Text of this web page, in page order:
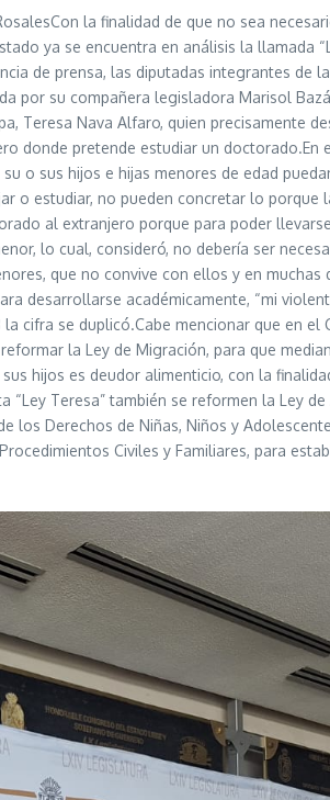
la finalidad de que no sea
ya se encuentra en análisis la llamada
de prensa, las diputadas integrantes de
por su compañera legisladora Marisol
Teresa Nava Alfaro, quien precisamente
donde pretende estudiar un doctorado.En
o sus hijos e hijas menores de edad
o estudiar, no pueden concretar lo
al extranjero porque para poder
lo cual, consideró, no debería ser
que no convive con ellos y en muchas
desarrollarse académicamente, “mi
se duplicó.Cabe mencionar que en el
la Ley de Migración, para que
hijos es deudor alimenticio, con la
Teresa” también se reformen la Ley
los Derechos de Niñas, Niños y
Civiles y Familiares, para